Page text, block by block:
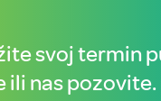
svoj termin
ili nas pozovite.